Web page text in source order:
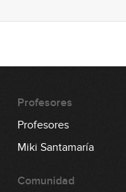
Profesores
Profesores
Miki Santamaría
Comunidad